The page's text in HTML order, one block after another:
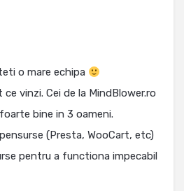
o mare echipa
vinzi. Cei de la MindBlower.ro
bine in 3 oameni.
(Presta, WooCart, etc)
pentru a functiona impecabil